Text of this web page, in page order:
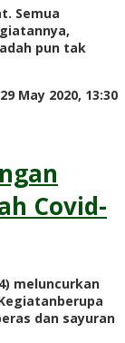
Semua
pun tak
May 2020, 13:30
Covid-
meluncurkan
dan sayuran